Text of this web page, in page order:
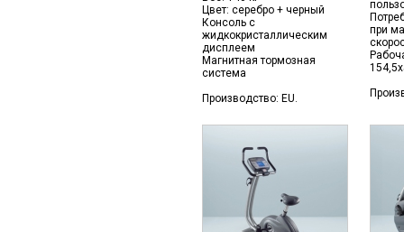
Цвет: серебро + черный
Консоль с
жидкокристаллическим
дисплеем
Магнитная тормозная
система
Производство: EU.
при